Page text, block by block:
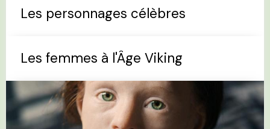
Les personnages célèbres
Les femmes à l'Âge Viking